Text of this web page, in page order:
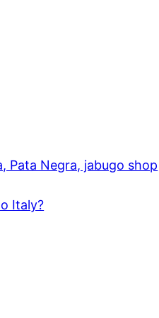
Pata Negra, jabugo shop
Italy?